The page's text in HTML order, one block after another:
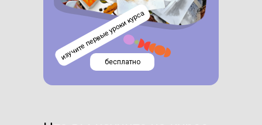
бесплатно
изучите первые уроки курса